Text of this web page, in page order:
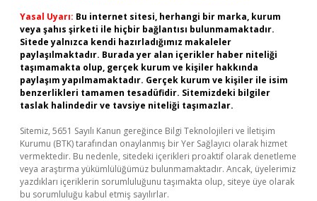
Yasal Uyarı: Bu internet sitesi, herhangi bir marka, kurum
veya şahıs şirketi ile hiçbir bağlantısı bulunmamaktadır.
Sitede yalnızca kendi hazırladığımız makaleler
paylaşılmaktadır. Burada yer alan içerikler haber niteliği
taşımamakta olup, gerçek kurum ve kişiler hakkında
paylaşım yapılmamaktadır. Gerçek kurum ve kişiler ile isim
benzerlikleri tamamen tesadüfidir. Sitemizdeki bilgiler
taslak halindedir ve tavsiye niteliği taşımazlar.
Sitemiz, 5651 Sayılı Kanun gereğince Bilgi Teknolojileri ve İletişim
Kurumu (BTK) tarafından onaylanmış bir Yer Sağlayıcı olarak hizmet
vermektedir. Bu nedenle, sitedeki içerikleri proaktif olarak denetleme
veya araştırma yükümlülüğümüz bulunmamaktadır. Ancak, üyelerimiz
yazdıkları içeriklerin sorumluluğunu taşımakta olup, siteye üye olarak
bu sorumluluğu kabul etmiş sayılırlar.